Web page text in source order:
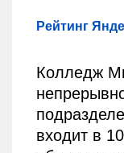
Рейтинг
Колледж
входит в